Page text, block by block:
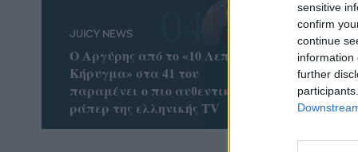
sensitive
confirm
continue
information
further
JUICY NEWS
Ο Αργύρης από το «10 Λεπτά
Κήρυγμα» στα 41 του
παραμένει ο πιο αυθεντικός
ράπερ της ελληνικής TV